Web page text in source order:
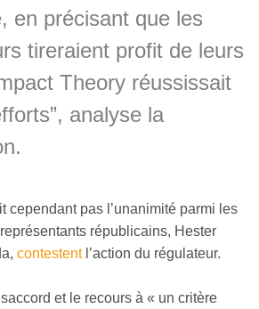
en précisant que les
tireraient profit de leurs
Theory réussissait
analyse la
cependant pas l’unanimité parmi les
républicains, Hester
contestentl’action du régulateur.
et le recours à « un critère